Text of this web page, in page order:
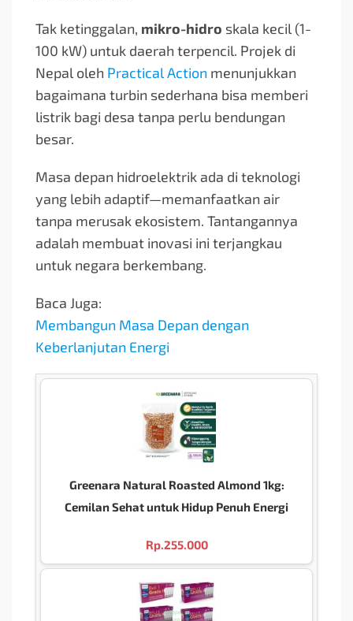
Tak ketinggalan, mikro-hidro skala kecil (1-
100 kW) untuk daerah terpencil. Projek di
Nepal oleh Practical Action menunjukkan
bagaimana turbin sederhana bisa memberi
listrik bagi desa tanpa perlu bendungan
besar.
Masa depan hidroelektrik ada di teknologi
yang lebih adaptif—memanfaatkan air
tanpa merusak ekosistem. Tantangannya
adalah membuat inovasi ini terjangkau
untuk negara berkembang.
Baca Juga:
Membangun Masa Depan dengan
Keberlanjutan Energi
Greenara Natural Roasted Almond 1kg:
Cemilan Sehat untuk Hidup Penuh Energi
Rp.255.000